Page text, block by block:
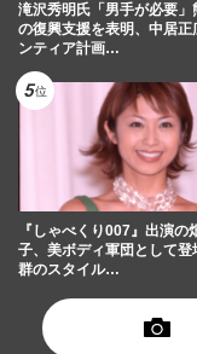
滝沢秀明氏「男手が必要」
の復興支援を表明、中居正
ンティア計画…
『しゃべくり007』出演の
子、美ボディ軍団として登
群のスタイル…